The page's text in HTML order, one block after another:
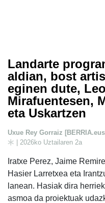
Landarte
aldian, bost
eginen dute,
Mirafuentesen,
eta Uskartzen
Uxue Rey Gorraiz
| 2026ko Uztailaren 2a
Iratxe Perez, Jaime
Hasier Larretxea eta
lanean. Hasiak dira
asmoa da proiektuak